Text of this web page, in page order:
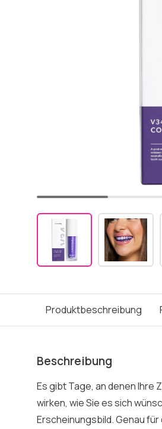
Produktbeschreibung
Beschreibung
Es gibt Tage, an denen Ihre
wirken, wie Sie es sich
Erscheinungsbild. Genau